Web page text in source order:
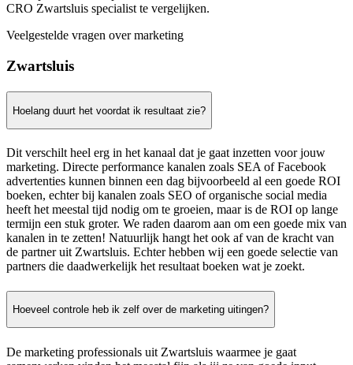
CRO Zwartsluis specialist te vergelijken.
Veelgestelde vragen over marketing
Zwartsluis
Hoelang duurt het voordat ik resultaat zie?
Dit verschilt heel erg in het kanaal dat je gaat inzetten voor jouw
marketing. Directe performance kanalen zoals SEA of Facebook
advertenties kunnen binnen een dag bijvoorbeeld al een goede ROI
boeken, echter bij kanalen zoals SEO of organische social media
heeft het meestal tijd nodig om te groeien, maar is de ROI op lange
termijn een stuk groter. We raden daarom aan om een goede mix van
kanalen in te zetten! Natuurlijk hangt het ook af van de kracht van
de partner uit Zwartsluis. Echter hebben wij een goede selectie van
partners die daadwerkelijk het resultaat boeken wat je zoekt.
Hoeveel controle heb ik zelf over de marketing uitingen?
De marketing professionals uit Zwartsluis waarmee je gaat